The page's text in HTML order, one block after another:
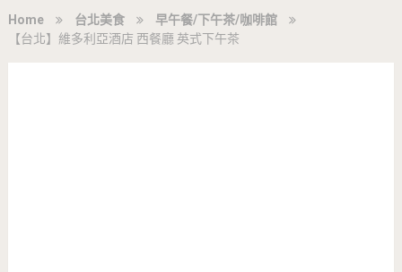
Home 台北美食
早午餐/下午茶/咖啡館
【台北】維多利亞酒店 西餐廳 英式下午茶